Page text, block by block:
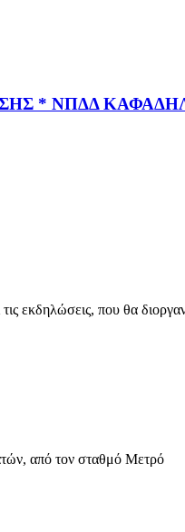
* ΝΠΔΔ
εκδηλώσεις, που θα
από τον σταθμό Μετρό